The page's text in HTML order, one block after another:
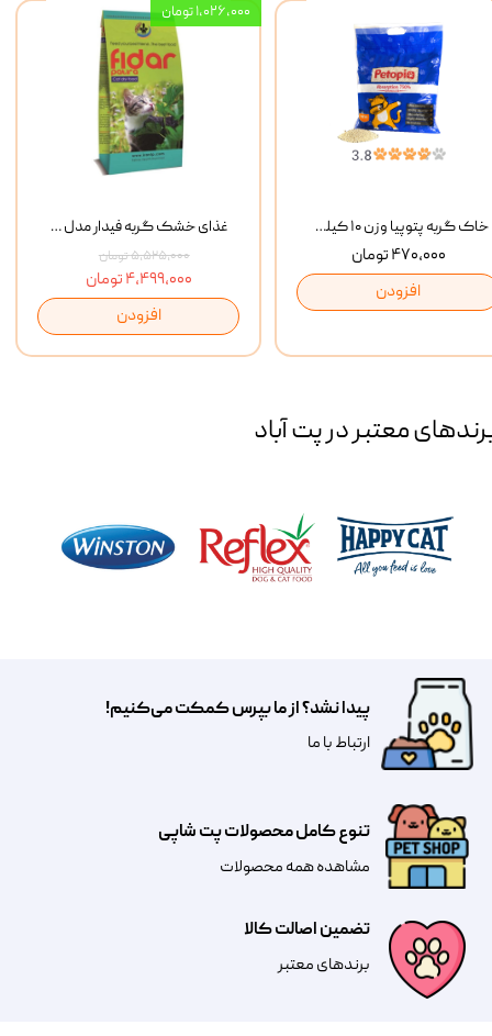
غذای خشک گربه فیدار مدل Adult وزن 10 کیلوگرم
۵,۵۲۵,۰۰۰ تومان
۴,۴۹۹,۰۰۰ تومان
افزودن
۱,۰۲۶,۰۰۰ تومان
خاک گربه پتوپیا وزن ۱۰ کیلوگرم
۴۷۰,۰۰۰ تومان
افزودن
معتبر در پت آباد
تضمین اصالت کالا
​​برندهای معتبر​​​​​​​
تنوع کامل محصولات پت شاپی
مشاهده همه محصولات
پیدا نشد؟ از ما بپرس کمکت می‌کنیم!
​​​ارتباط با ما